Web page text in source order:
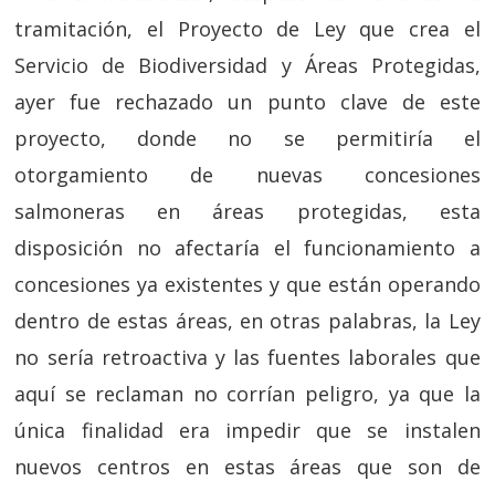
tramitación, el Proyecto de Ley que crea el
Servicio de Biodiversidad y Áreas Protegidas,
ayer fue rechazado un punto clave de este
proyecto, donde no se permitiría el
otorgamiento de nuevas concesiones
salmoneras en áreas protegidas, esta
disposición no afectaría el funcionamiento a
concesiones ya existentes y que están operando
dentro de estas áreas, en otras palabras, la Ley
no sería retroactiva y las fuentes laborales que
aquí se reclaman no corrían peligro, ya que la
única finalidad era impedir que se instalen
nuevos centros en estas áreas que son de